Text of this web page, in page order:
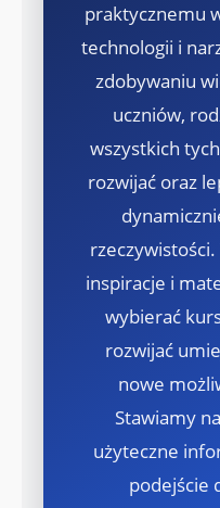
praktycznemu
technologii i
zdobywaniu
uczniów,
wszystkich
rozwijać oraz
inspiracje i
wybierać
rozwijać
nowe
Stawiamy
użyteczne
podejście